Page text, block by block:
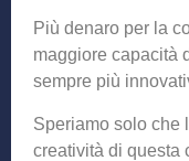
Più denaro per la
maggiore capacità
sempre più
Speriamo solo che
creatività di questa